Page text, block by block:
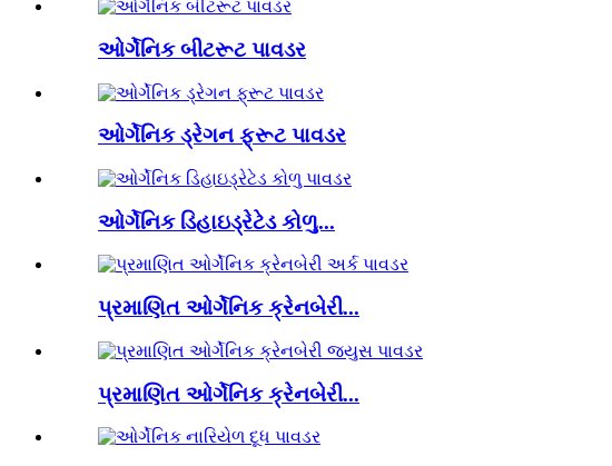
ઓર્ગેનિક બીટરૂટ પાવડર
ઓર્ગેનિક ડ્રેગન ફ્રૂટ પાવડર
ઓર્ગેનિક ડિહાઇડ્રેટેડ કોળુ...
પ્રમાણિત ઓર્ગેનિક ક્રેનબેરી...
પ્રમાણિત ઓર્ગેનિક ક્રેનબેરી...